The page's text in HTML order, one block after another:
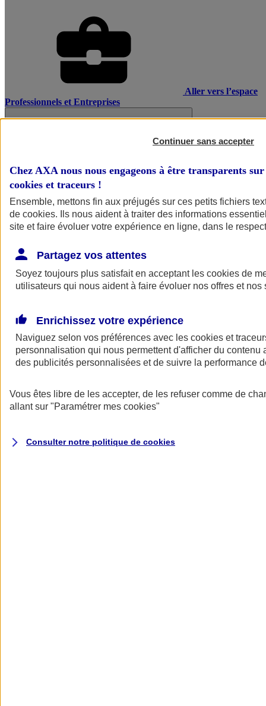
Aller vers l’espace
Professionnels et Entreprises
AXA Assurance
Continuer sans accepter
Chez AXA nous nous engageons à être transparents
cookies et traceurs !
Ensemble, mettons fin aux préjugés sur ces petits fichiers
de cookies. Ils nous aident à traiter des informations
site et faire évoluer votre expérience en ligne, dans le
Partagez vos attentes
Soyez toujours plus satisfait en acceptant les cookies de
utilisateurs qui nous aident à faire évoluer nos offres et nos
Enrichissez votre expérience
Naviguez selon vos préférences avec les cookies et
personnalisation qui nous permettent d'afficher du contenu
des publicités personnalisées et de suivre la performance
Vous êtes libre de les accepter, de les refuser comme de
allant sur "Paramétrer mes cookies"
Consulter notre politique de cookies